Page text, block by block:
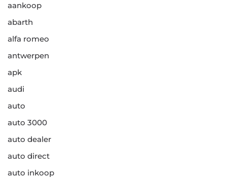
aankoop
abarth
alfa romeo
antwerpen
apk
audi
auto
auto 3000
auto dealer
auto direct
auto inkoop